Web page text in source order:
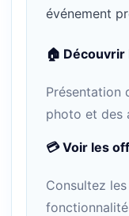
événement
🏠
Présentation
photo et des
💳 Voir les
Consultez